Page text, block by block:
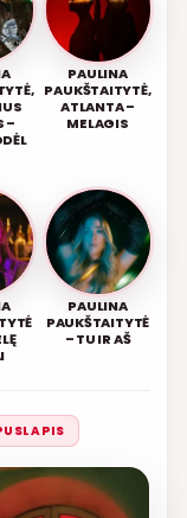
–
PAULINA
PAUKŠTAITYTĖ,
ATLANTA –
MELAGIS
PAULINA
PAUKŠTAITYTĖ
– TU IR AŠ